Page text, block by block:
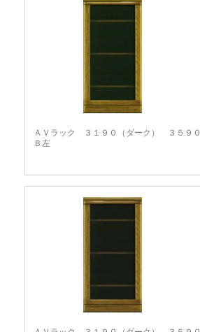
ＡＶラック ３１９０（ダーク） ３５９０
Ｂ左